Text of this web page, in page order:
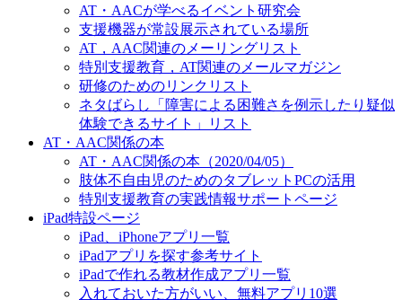
AT・AACが学べるイベント研究会
支援機器が常設展示されている場所
AT，AAC関連のメーリングリスト
特別支援教育，AT関連のメールマガジン
研修のためのリンクリスト
ネタばらし「障害による困難さを例示したり疑似
体験できるサイト」リスト
AT・AAC関係の本
AT・AAC関係の本（2020/04/05）
肢体不自由児のためのタブレットPCの活用
特別支援教育の実践情報サポートページ
iPad特設ページ
iPad、iPhoneアプリ一覧
iPadアプリを探す参考サイト
iPadで作れる教材作成アプリ一覧
入れておいた方がいい、無料アプリ10選